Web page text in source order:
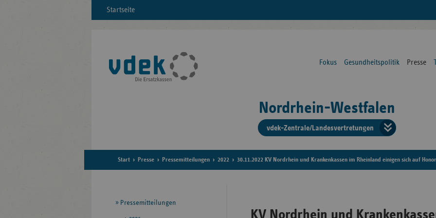
Startseite
Fokus Gesundheitspolitik Presse
Nordrhein-Westfalen
vdek-Zentrale/Landesvertretungen
der
Start Presse Pressemitteilungen 2022 30.11.2022 KV Nordrhein und Krankenkassen im Rheinland einigen sich auf
KV Nordrhein und
Seitennavigation
Pressemitteilungen